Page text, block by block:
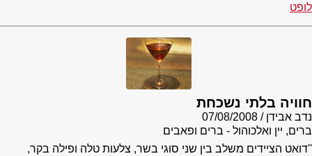
לופט
חוויה בלתי נשכחת
נדב אבידן
07/08/2008
ברים, יין ואלכוהול - ברים ופאבים
''דואט הציידים משלב בין שני סוגי בשר, צלעות טלה ופילה בקר,